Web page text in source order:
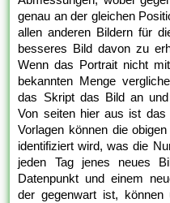
genau an der gleichen
allen anderen Bildern für
besseres Bild davon zu
Wenn das Portrait nicht
bekannten Menge
das Skript das Bild an und
Von seiten hier aus ist das
Vorlagen können die
identifiziert wird, was die
jeden Tag jenes neues
Datenpunkt und einem
der gegenwart ist, können